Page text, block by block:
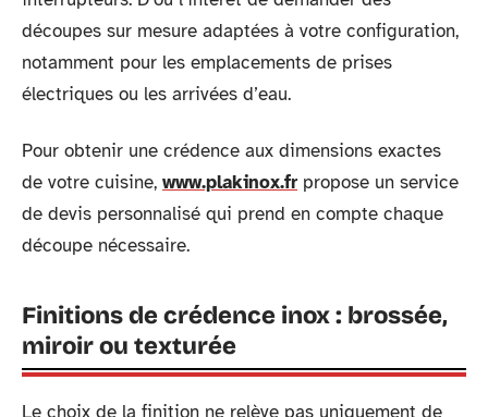
découpes sur mesure adaptées à votre configuration,
notamment pour les emplacements de prises
électriques ou les arrivées d’eau.
Pour obtenir une crédence aux dimensions exactes
de votre cuisine, www.plakinox.fr propose un service
de devis personnalisé qui prend en compte chaque
découpe nécessaire.
Finitions de crédence inox : brossée,
miroir ou texturée
Le choix de la finition ne relève pas uniquement de